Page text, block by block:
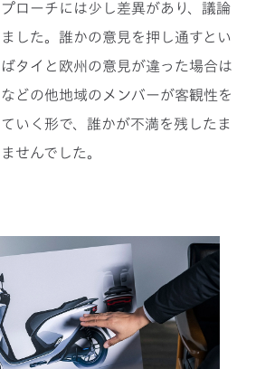
ローチには少し差異があり、議論
した。誰かの意見を押し通すとい
タイと欧州の意見が違った場合は
どの他地域のメンバーが客観性を
いく形で、誰かが不満を残したま
せんでした。